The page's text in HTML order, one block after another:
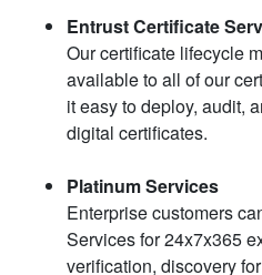
Entrust Certificate
Our certificate lifecycle
available to all of our
it easy to deploy, audit,
digital certificates.
Platinum Services
Enterprise customers
Services for 24x7x365
verification, discovery